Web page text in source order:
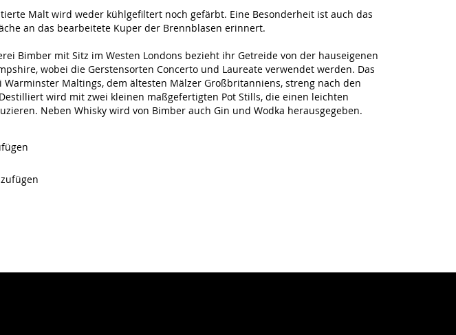
Malt wird weder kühlgefiltert noch gefärbt. Eine Besonderheit ist auch das
an das bearbeitete Kuper der Brennblasen erinnert.
Bimber mit Sitz im Westen Londons bezieht ihr Getreide von der hauseigenen
wobei die Gerstensorten Concerto und Laureate verwendet werden. Das
Warminster Maltings, dem ältesten Mälzer Großbritanniens, streng nach den
wird mit zwei kleinen maßgefertigten Pot Stills, die einen leichten
Neben Whisky wird von Bimber auch Gin und Wodka herausgegeben.